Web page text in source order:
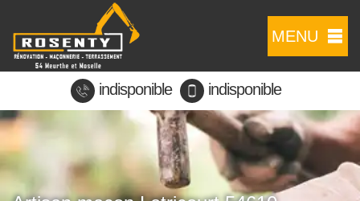
MENU
indisponible indisponible